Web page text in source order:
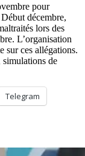
pour
décembre,
lors des
L’organisation
sur ces allégations.
simulations de
Telegram